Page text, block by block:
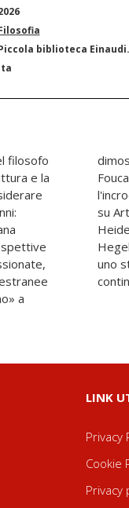
biblioteca
filosofo
e la
a
con
ipotesi,
pagine
e
a
e
LINK
Privacy
Cookie
Privacy